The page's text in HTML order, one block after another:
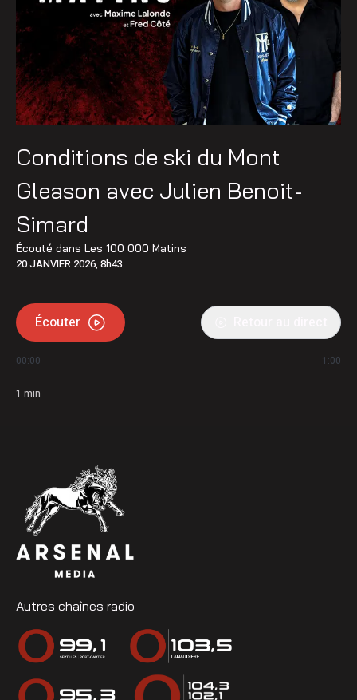
Conditions de ski du Mont
Gleason avec Julien Benoit-
Simard
Écouté dans Les 100 000 Matins
20 JANVIER 2026, 8h43
Écouter
00:00 1:00
1 min
Autres chaînes radio